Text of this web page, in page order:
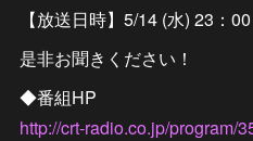
【放送日時】5/14 (水) 23：
是非お聞きください！
◆番組HP
http://crt-radio.co.jp/program/